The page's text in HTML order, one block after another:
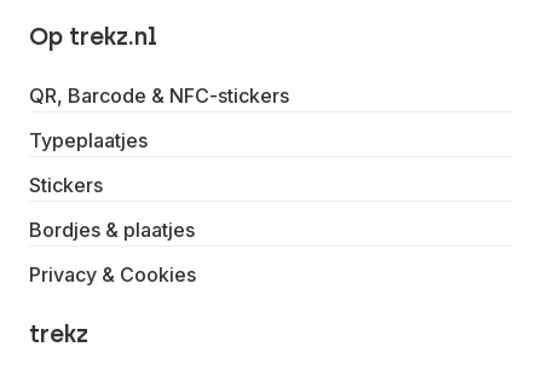
Op trekz.nl
QR, Barcode & NFC-stickers
Typeplaatjes
Stickers
Bordjes & plaatjes
Privacy & Cookies
trekz